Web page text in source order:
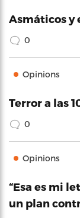
Asmáticos y
0
Opinions
Terror a las
0
Opinions
“Esa es mi
un plan